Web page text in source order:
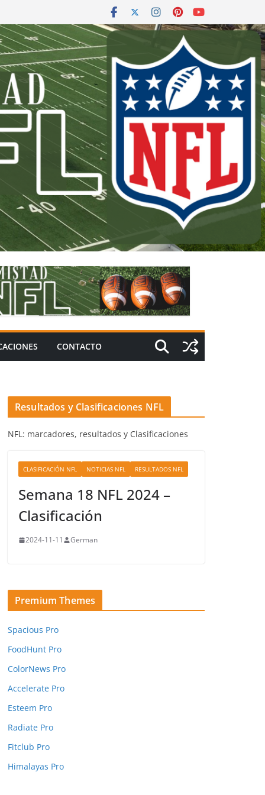
CONTACTO
Resultados y Clasificaciones NFL
NFL: marcadores, resultados y Clasificaciones
CLASIFICACIÓN NFL NOTICIAS NFL RESULTADOS NFL
Semana 18 NFL 2024 –
Clasificación
2024-11-11 German
Premium Themes
Spacious Pro
FoodHunt Pro
ColorNews Pro
Accelerate Pro
Esteem Pro
Radiate Pro
Fitclub Pro
Himalayas Pro